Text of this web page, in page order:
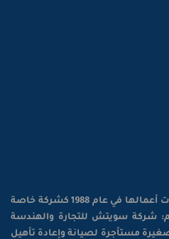
سويتش هي مجموعة شركات بدأت أعمالها في عام 1988 كشركة خاصة
شركة سويتش للتجارة والهندسة
مستأجرة لصيانة وإعادة تأهيل